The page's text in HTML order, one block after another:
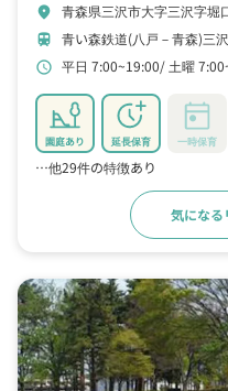
location_on 青森県三沢市大字三沢字堀
train 青い森鉄道(八戸－青森)三
schedule 平日 7:00~19:00 土曜
園庭あり 延長保育 一時保育
…他29件の特徴あり
気になる